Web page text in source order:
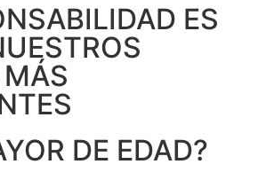
ES
DE EDAD?